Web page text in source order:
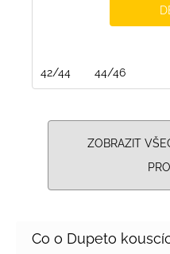
42/44 44/46
ZOBRAZIT